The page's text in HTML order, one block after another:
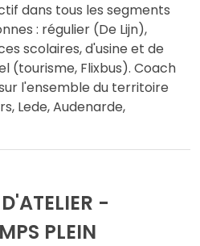
dans tous les segments
: régulier (De Lijn),
scolaires, d'usine et de
(tourisme, Flixbus). Coach
l'ensemble du territoire
Lede, Audenarde,
-
PLEIN